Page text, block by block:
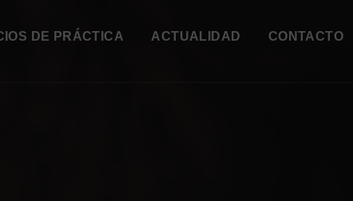
DE PRÁCTICA ACTUALIDAD CONTACTO